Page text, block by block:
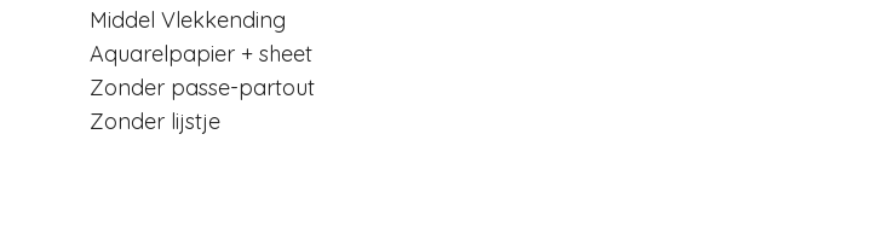
Middel Vlekkending
Aquarelpapier + sheet
Zonder passe-partout
Zonder lijstje